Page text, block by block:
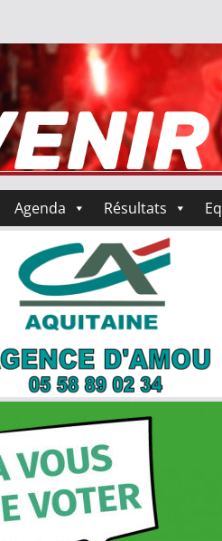
Agenda Résultats